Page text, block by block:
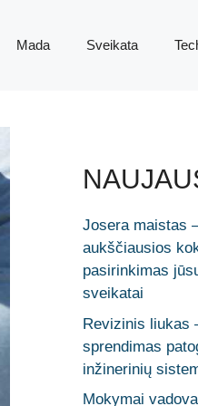
Mada Sveikata
Josera maistas
aukščiausios
pasirinkimas
sveikatai
Revizinis liukas
sprendimas
inžinerinių
Mokymai